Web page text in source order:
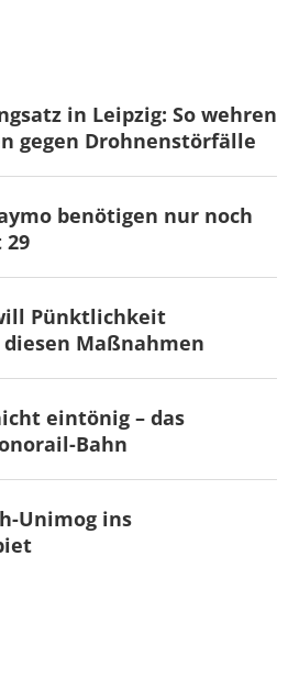
in Leipzig: So wehren
gegen Drohnenstörfälle
benötigen nur noch
29
Pünktlichkeit
Maßnahmen
eintönig – das
Bahn
Unimog ins